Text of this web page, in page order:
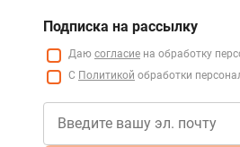
Подписка на рассылку
Даю согласие на обработку
С Политикой обработки